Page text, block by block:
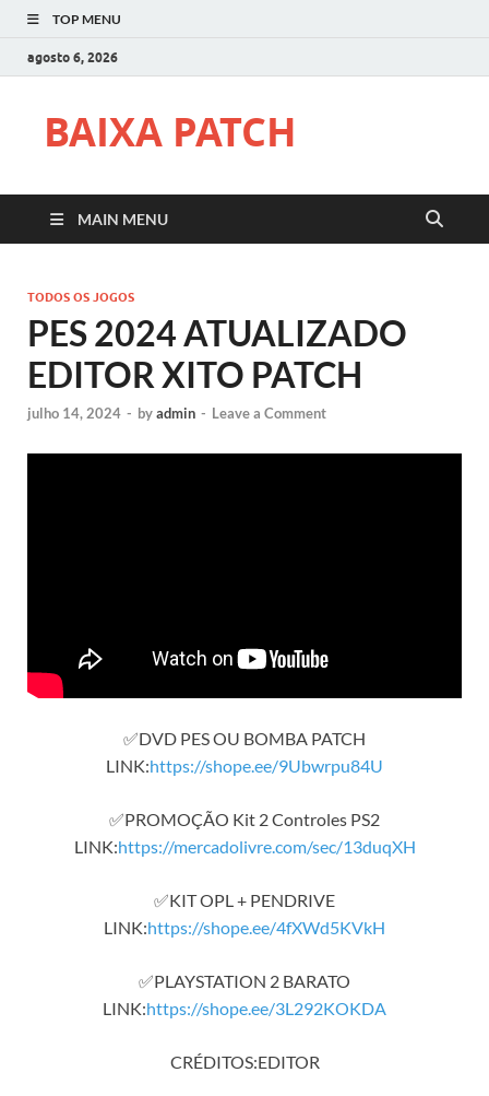
TOP MENU
agosto 6, 2026
BAIXA PATCH
MAIN MENU
TODOS OS JOGOS
PES 2024 ATUALIZADO
EDITOR XITO PATCH
julho 14, 2024 - byadmin - Leave a Comment
✅DVD PES OU BOMBA PATCH
LINK:https://shope.ee/9Ubwrpu84U
✅PROMOÇÃO Kit 2 Controles PS2
LINK:https://mercadolivre.com/sec/13duqXH
✅KIT OPL + PENDRIVE
LINK:https://shope.ee/4fXWd5KVkH
✅PLAYSTATION 2 BARATO
LINK:https://shope.ee/3L292KOKDA
CRÉDITOS:EDITOR